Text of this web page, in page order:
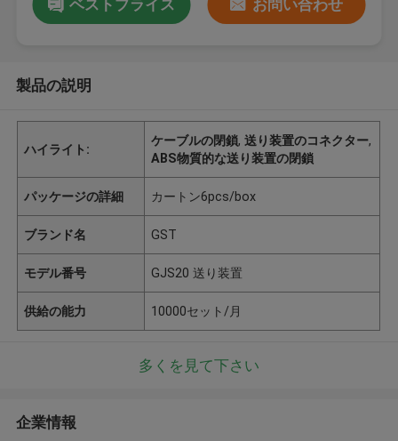
ベストプライス お問い合わせ
製品の説明
ハイライト:
ケーブルの閉鎖,送り装置のコネクター,
ABS物質的な送り装置の閉鎖
パッケージの詳細 カートン6pcs/box
ブランド名 GST
モデル番号 GJS20 送り装置
供給の能力 10000セット/月
多くを見て下さい
企業情報